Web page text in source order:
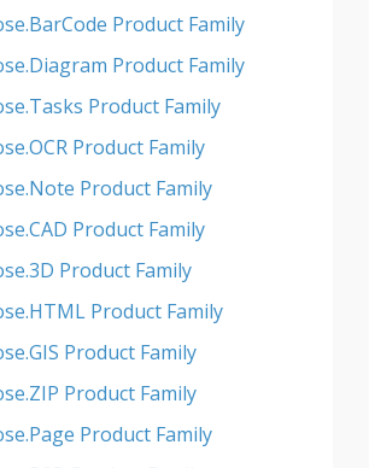
Product Family
Product Family
Product Family
Product Family
Product Family
Product Family
Product Family
Product Family
Product Family
Product Family
Product Family